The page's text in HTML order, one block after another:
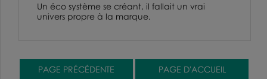
Un éco système se créant, il fallait un vrai
univers propre à la marque.